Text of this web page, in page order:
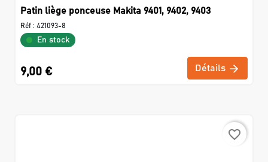
Patin liège ponceuse Makita 9401, 9402, 9403
Réf : 421093-8
En stock
9,00 € Détails
favorite_border